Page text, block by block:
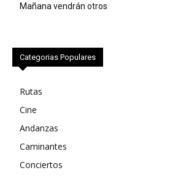
Mañana vendrán otros
Categorias Populares
Rutas
Cine
Andanzas
Caminantes
Conciertos